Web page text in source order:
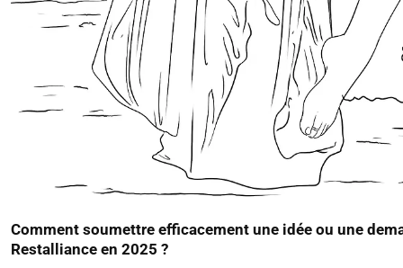
Comment soumettre efficacement une idée ou une
Restalliance en 2025 ?